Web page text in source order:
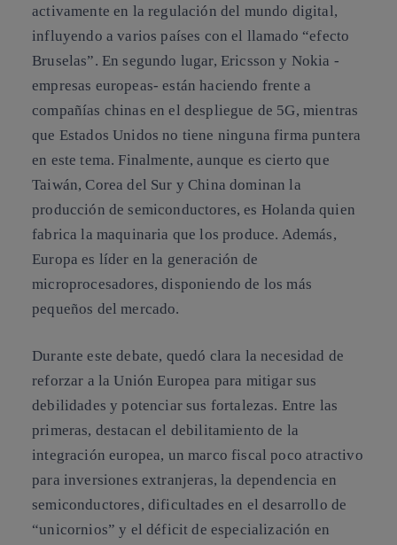
activamente en la regulación del mundo digital,
influyendo a varios países con el llamado “efecto
Bruselas”. En segundo lugar, Ericsson y Nokia -
empresas europeas- están haciendo frente a
compañías chinas en el despliegue de 5G, mientras
que Estados Unidos no tiene ninguna firma puntera
en este tema. Finalmente, aunque es cierto que
Taiwán, Corea del Sur y China dominan la
producción de semiconductores, es Holanda quien
fabrica la maquinaria que los produce. Además,
Europa es líder en la generación de
microprocesadores, disponiendo de los más
pequeños del mercado.
Durante este debate, quedó clara la necesidad de
reforzar a la Unión Europea para mitigar sus
debilidades y potenciar sus fortalezas. Entre las
primeras, destacan el debilitamiento de la
integración europea, un marco fiscal poco atractivo
para inversiones extranjeras, la dependencia en
semiconductores, dificultades en el desarrollo de
“unicornios” y el déficit de especialización en